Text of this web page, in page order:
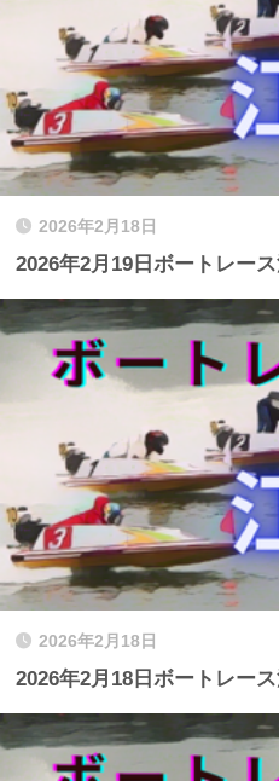
2026年2月18日
2026年2月19日ボートレー
2026年2月18日
2026年2月18日ボートレー